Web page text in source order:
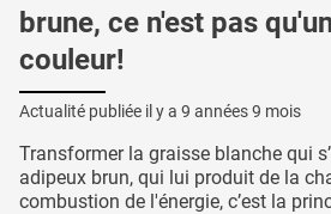
brune, ce n'est pas
couleur!
Actualité publiée il y a 9 années 9 mois
Transformer la graisse blanche qui
adipeux brun, qui lui produit de la
combustion de l'énergie, c’est la